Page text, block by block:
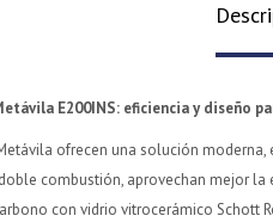
E200INS: eficiencia y diseño
ofrecen una solución
combustión, aprovechan mejor
con vidrio vitrocerámico Schott